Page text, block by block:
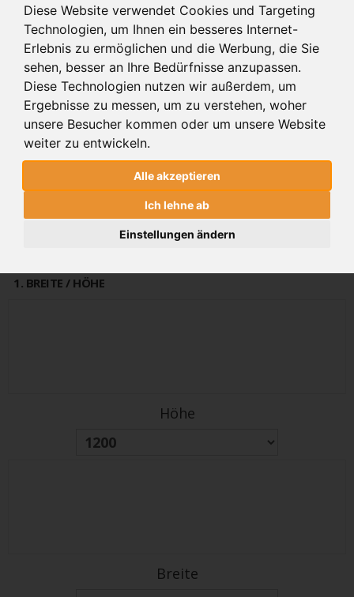
Diese Website verwendet Cookies und Targeting
Technologien, um Ihnen ein besseres Internet-
Erlebnis zu ermöglichen und die Werbung, die Sie
sehen, besser an Ihre Bedürfnisse anzupassen.
Diese Technologien nutzen wir außerdem, um
Ergebnisse zu messen, um zu verstehen, woher
unsere Besucher kommen oder um unsere Website
weiter zu entwickeln.
Alle akzeptieren
Ich lehne ab
Einstellungen ändern
10.229
SCHIEBETORE 10.229
10.00
SCHIEBETORE 10.00
SCHIEBETORE 10.229
SCHIEBETORE 10.101 MODERN SYSTEM
alter Preis
(inkl 19% MwSt.)
1 . BREITE / HÖHE
Höhe
Breite